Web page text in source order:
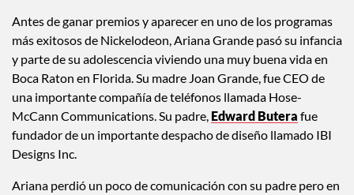
Antes de ganar premios y aparecer en uno de los programas
más exitosos de Nickelodeon, Ariana Grande pasó su infancia
y parte de su adolescencia viviendo una muy buena vida en
Boca Raton en Florida. Su madre Joan Grande, fue CEO de
una importante compañía de teléfonos llamada Hose-
McCann Communications. Su padre, Edward Butera fue
fundador de un importante despacho de diseño llamado IBI
Designs Inc.
Ariana perdió un poco de comunicación con su padre pero en